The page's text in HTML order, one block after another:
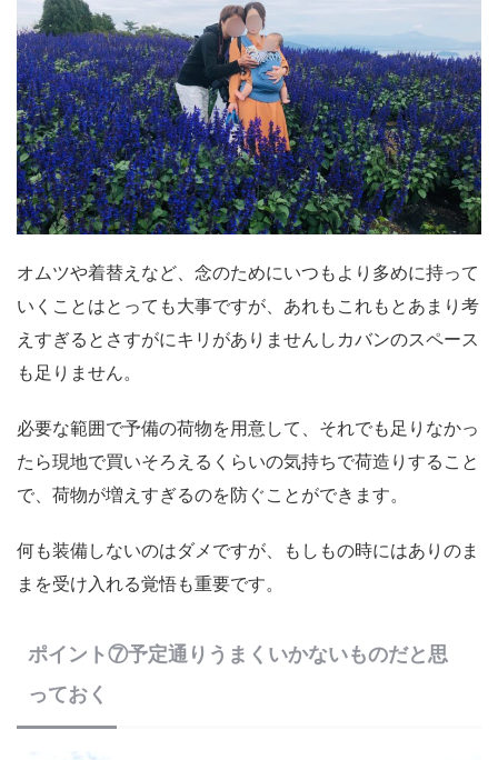
オムツや着替えなど、念のためにいつもより多めに持って
いくことはとっても大事ですが、あれもこれもとあまり考
えすぎるとさすがにキリがありませんしカバンのスペース
も足りません。
必要な範囲で予備の荷物を用意して、それでも足りなかっ
たら現地で買いそろえるくらいの気持ちで荷造りすること
で、荷物が増えすぎるのを防ぐことができます。
何も装備しないのはダメですが、もしもの時にはありのま
まを受け入れる覚悟も重要です。
ポイント⑦予定通りうまくいかないものだと思
っておく